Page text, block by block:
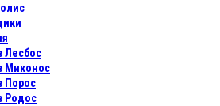
Лесбос
Миконос
Порос
Родос